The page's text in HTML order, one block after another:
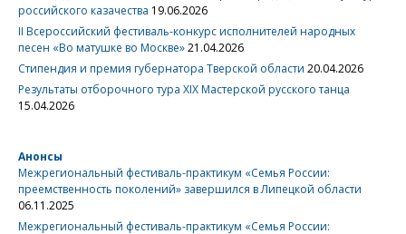
российского казачества 19.06.2026
II Всероссийский фестиваль-конкурс исполнителей народных
песен «Во матушке во Москве»21.04.2026
Стипендия и премия губернатора Тверской области 20.04.2026
Результаты отборочного тура XIX Мастерской русского танца
15.04.2026
Анонсы
Межрегиональный фестиваль-практикум «Семья России:
преемственность поколений» завершился в Липецкой области
06.11.2025
Межрегиональный фестиваль-практикум «Семья России: